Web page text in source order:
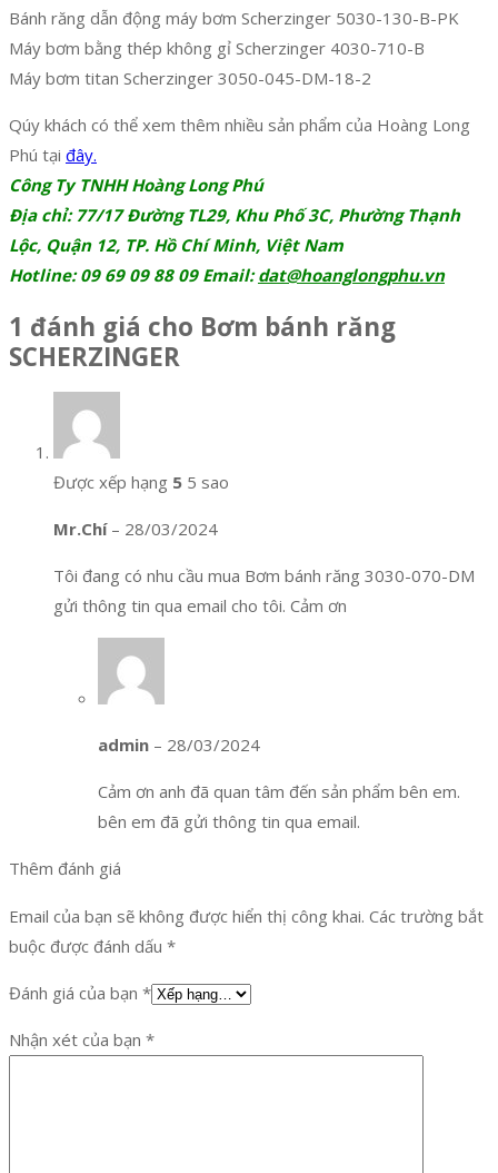
Bánh răng dẫn động máy bơm Scherzinger 5030-130-B-PK
Máy bơm bằng thép không gỉ Scherzinger 4030-710-B
Máy bơm titan Scherzinger 3050-045-DM-18-2
Qúy khách có thể xem thêm nhiều sản phẩm của Hoàng Long
Phú tại đây.
Công Ty TNHH Hoàng Long Phú
Địa chỉ: 77/17 Đường TL29, Khu Phố 3C, Phường Thạnh
Lộc, Quận 12, TP. Hồ Chí Minh, Việt Nam
Hotline: 09 69 09 88 09 Email:dat@hoanglongphu.vn
1 đánh giá cho Bơm bánh răng
SCHERZINGER
Được xếp hạng 5 5 sao
Mr.Chí – 28/03/2024
Tôi đang có nhu cầu mua Bơm bánh răng 3030-070-DM
gửi thông tin qua email cho tôi. Cảm ơn
admin – 28/03/2024
Cảm ơn anh đã quan tâm đến sản phẩm bên em.
bên em đã gửi thông tin qua email.
Thêm đánh giá
Email của bạn sẽ không được hiển thị công khai. Các trường bắt
buộc được đánh dấu *
Đánh giá của bạn *
Nhận xét của bạn *